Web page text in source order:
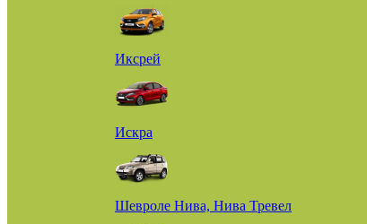
Иксрей
Искра
Шевроле Нива, Нива Тревел